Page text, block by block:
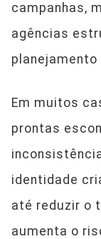
campanhas,
agências
Em muitos
prontas
identidade
até reduzir o
aumenta o